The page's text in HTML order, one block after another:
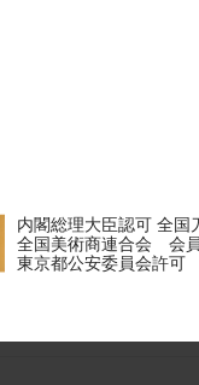
内閣総理大臣認可 全
全国美術商連合会 会員
東京都公安委員会許可